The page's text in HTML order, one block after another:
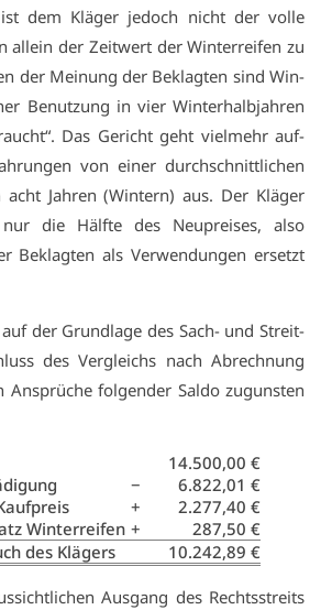
dem Klä­ger je­doch nicht der vol­le
al­lein der Zeit­wert der Win­ter­rei­fen zu
der Mei­nung der Be­klag­ten sind Win­
Be­nut­zung in vier Win­ter­halb­jah­ren
Das Ge­richt geht viel­mehr auf­
von ei­ner durch­schnitt­li­chen
acht Jah­ren (Win­tern) aus. Der Klä­ger
die Hälf­te des Neu­prei­ses, al­so
Be­klag­ten als Ver­wen­dun­gen er­setzt
der Grund­la­ge des Sach- und Streit­
des Ver­gleichs nach Ab­rech­nung
An­sprü­che fol­gen­der Sal­do zu­guns­ten
14.500,00 €
−
6.822,01 €
+
2.277,40 €
Win­ter­rei­fen +
287,50 €
des Klä­gers
10.242,89 €
Aus­gang des Rechts­streits